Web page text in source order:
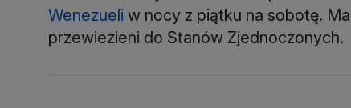
Wenezueli w nocy z piątku na sobotę.
przewiezieni do Stanów Zjednoczonych.